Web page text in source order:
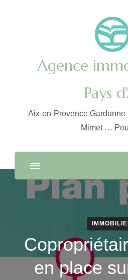
Agence
Pays
Aix-en-Provence
Mimet …
en place